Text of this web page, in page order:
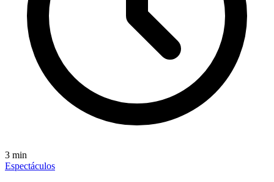
3 min
Espectáculos